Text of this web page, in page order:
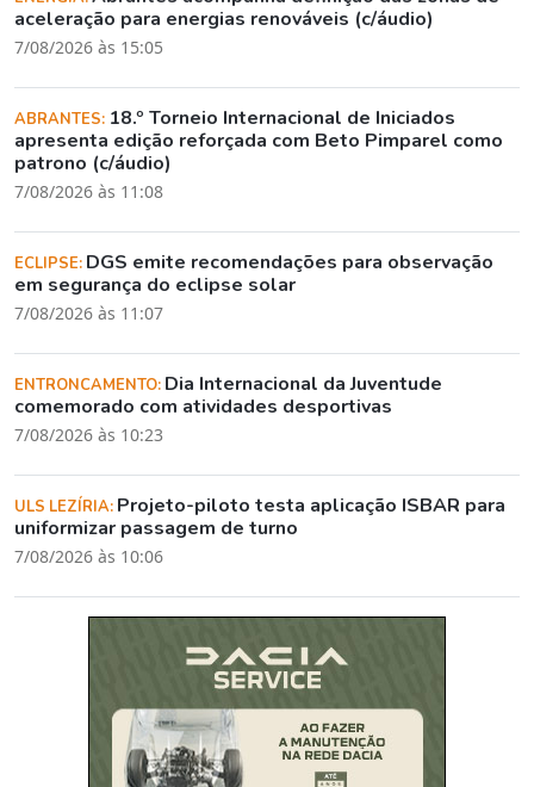
aceleração para energias renováveis (c/áudio)
7/08/2026 às 15:05
ABRANTES: 18.º Torneio Internacional de Iniciados
apresenta edição reforçada com Beto Pimparel como
patrono (c/áudio)
7/08/2026 às 11:08
ECLIPSE: DGS emite recomendações para observação
em segurança do eclipse solar
7/08/2026 às 11:07
ENTRONCAMENTO: Dia Internacional da Juventude
comemorado com atividades desportivas
7/08/2026 às 10:23
ULS LEZÍRIA: Projeto-piloto testa aplicação ISBAR para
uniformizar passagem de turno
7/08/2026 às 10:06